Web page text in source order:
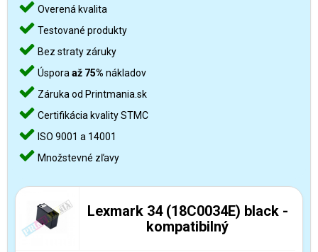
Overená kvalita
Testované produkty
Bez straty záruky
Úspora až 75% nákladov
Záruka od Printmania.sk
Certifikácia kvality STMC
ISO 9001 a 14001
Množstevné zľavy
Lexmark 34 (18C0034E) black -
kompatibilný